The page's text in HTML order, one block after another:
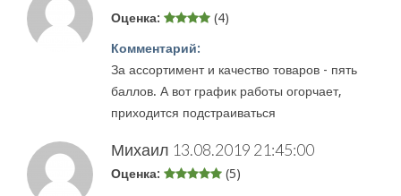
Оценка: (4)
Комментарий:
За ассортимент и качество товаров - пять
баллов. А вот график работы огорчает,
приходится подстраиваться
Михаил 13.08.2019 21:45:00
Оценка: (5)